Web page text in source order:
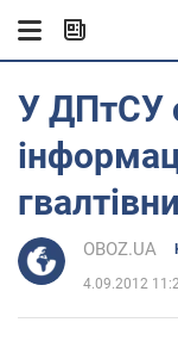
У ДПтСУ
OBOZ.UA
4.09.2012